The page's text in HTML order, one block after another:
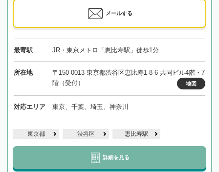
メールする
最寄駅 JR・東京メトロ「恵比寿駅」徒歩1分
所在地
〒150-0013 東京都渋谷区恵比寿1-8-6 共同ビル4階・7
階（受付）
地図
対応エリア 東京、千葉、埼玉、神奈川
東京都 渋谷区 恵比寿駅
詳細を見る